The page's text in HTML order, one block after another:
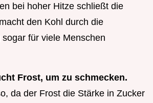
bei hoher Hitze schließt die
den Kohl durch die
für viele Menschen
Frost, um zu schmecken.
da der Frost die Stärke in Zucker